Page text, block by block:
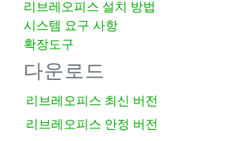
리브레오피스 설치 방법
시스템 요구 사항
확장도구
다운로드
리브레오피스 최신 버전
리브레오피스 안정 버전